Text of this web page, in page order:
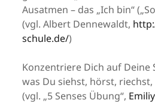
Ausatmen – das „Ich bin“
(vgl. Albert Dennewaldt,
schule.de/)
Konzentriere Dich auf Deine
was Du siehst, hörst,
(vgl. „5 Senses Übung“,